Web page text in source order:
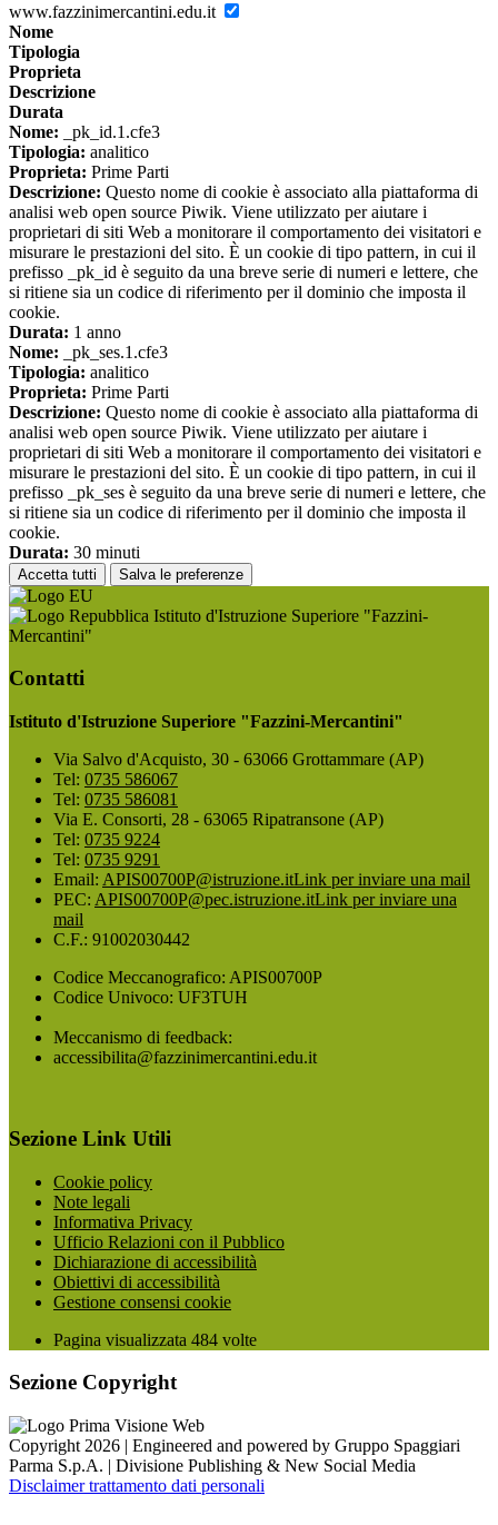
www.fazzinimercantini.edu.it
Nome
Tipologia
Proprieta
Descrizione
Durata
Nome: _pk_id.1.cfe3
Tipologia: analitico
Proprieta: Prime Parti
Descrizione: Questo nome di cookie è associato alla piattaforma di
analisi web open source Piwik. Viene utilizzato per aiutare i
proprietari di siti Web a monitorare il comportamento dei visitatori e
misurare le prestazioni del sito. È un cookie di tipo pattern, in cui il
prefisso _pk_id è seguito da una breve serie di numeri e lettere, che
si ritiene sia un codice di riferimento per il dominio che imposta il
cookie.
Durata: 1 anno
Nome: _pk_ses.1.cfe3
Tipologia: analitico
Proprieta: Prime Parti
Descrizione: Questo nome di cookie è associato alla piattaforma di
analisi web open source Piwik. Viene utilizzato per aiutare i
proprietari di siti Web a monitorare il comportamento dei visitatori e
misurare le prestazioni del sito. È un cookie di tipo pattern, in cui il
prefisso _pk_ses è seguito da una breve serie di numeri e lettere, che
si ritiene sia un codice di riferimento per il dominio che imposta il
cookie.
Durata: 30 minuti
Accetta tutti Salva le preferenze
Istituto d'Istruzione Superiore "Fazzini-
Mercantini"
Contatti
Istituto d'Istruzione Superiore "Fazzini-Mercantini"
Via Salvo d'Acquisto, 30 - 63066 Grottammare (AP)
Tel: 0735 586067
Tel: 0735 586081
Via E. Consorti, 28 - 63065 Ripatransone (AP)
Tel: 0735 9224
Tel: 0735 9291
Email: APIS00700P@istruzione.itLink per inviare una mail
PEC: APIS00700P@pec.istruzione.itLink per inviare una
mail
C.F.: 91002030442
Codice Meccanografico: APIS00700P
Codice Univoco: UF3TUH
Meccanismo di feedback:
accessibilita@fazzinimercantini.edu.it
Sezione Link Utili
Cookie policy
Note legali
Informativa Privacy
Ufficio Relazioni con il Pubblico
Dichiarazione di accessibilità
Obiettivi di accessibilità
Gestione consensi cookie
Pagina visualizzata 484 volte
Sezione Copyright
Copyright 2026 | Engineered and powered by Gruppo Spaggiari
Parma S.p.A. | Divisione Publishing & New Social Media
Disclaimer trattamento dati personali